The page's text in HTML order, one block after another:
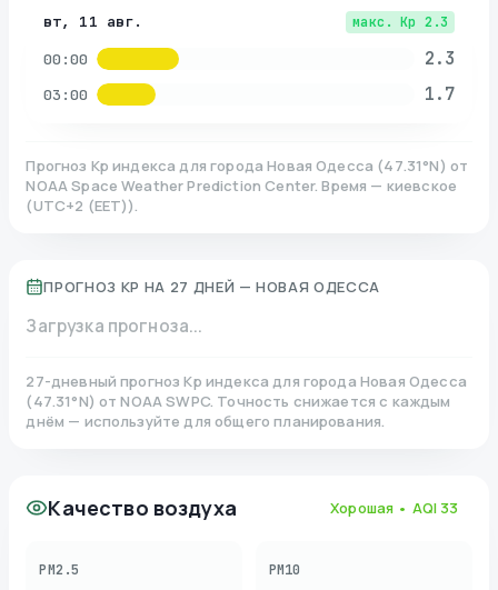
вт, 11 авг. макс. Kp 2.3
00:00 2.3
03:00 1.7
Прогноз Kp индекса для города Новая Одесса (47.31°N) от
NOAA Space Weather Prediction Center. Время — киевское
(UTC+2 (EET)).
ПРОГНОЗ KP НА 27 ДНЕЙ — НОВАЯ ОДЕССА
Загрузка прогноза...
27-дневный прогноз Kp индекса для города Новая Одесса
(47.31°N)от NOAA SWPC. Точность снижается с каждым
днём — используйте для общего планирования.
Качество воздуха Хорошая • AQI 33
PM2.5 PM10